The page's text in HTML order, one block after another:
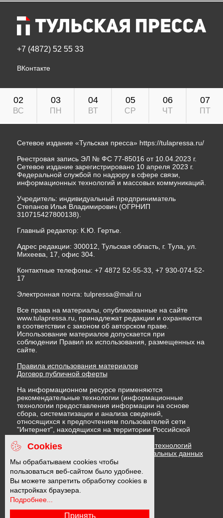
+7 (4872) 52 55 33
ВКонтакте
02
ВС
03
ПН
04
ВТ
05
СР
06
ЧТ
07
ПТ
Сетевое издание «Тульская пресса» https://tulapressa.ru/
Реестровая запись ЭЛ № ФС 77-85016 от 10.04.2023 г.
Сетевое издание зарегистрировано 10 апреля 2023 г.
Федеральной службой по надзору в сфере связи,
информационных технологий и массовых коммуникаций.
Учредитель: индивидуальный предприниматель
Степанов Илья Владимирович (ОГРНИП
310715427800138).
Главный редактор: К.Ю. Гертье.
Адрес редакции: 300012, Тульская область, г. Тула, ул.
Михеева, 17, офис 304.
Контактные телефоны: +7 4872 52-55-33, +7 930-074-52-
17
Электронная почта: tulpressa@mail.ru
Все права на материалы, опубликованные на сайте
www.tulapressa.ru, принадлежат редакции и охраняются
в соответствии с законом об авторском праве.
Использование материалов допускается при
соблюдении Правил их использования, размещенных на
сайте.
Правила использования материалов
Договор публичной оферты
На информационном ресурсе применяются
рекомендательные технологии (информационные
технологии предоставления информации на основе
сбора, систематизации и анализа сведений,
относящихся к предпочтениям пользователей сети
"Интернет", находящихся на территории Российской
Федерации)
Правила применения рекомендательных технологий
Политика в отношении обработки персональных данных
Политика обработки файлов cookie
16 +
Cookies
Мы обрабатываем cookies чтобы
пользоваться веб-сайтом было удобнее.
Вы можете запретить обработку cookies в
настройках браузера.
Подробнее...
Принять